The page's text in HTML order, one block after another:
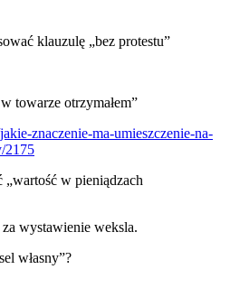
klauzulę „bez protestu”
towarze otrzymałem”
znaczenie-ma-umieszczenie-na-
2175
w pieniądzach
wystawienie weksla.
własny”?